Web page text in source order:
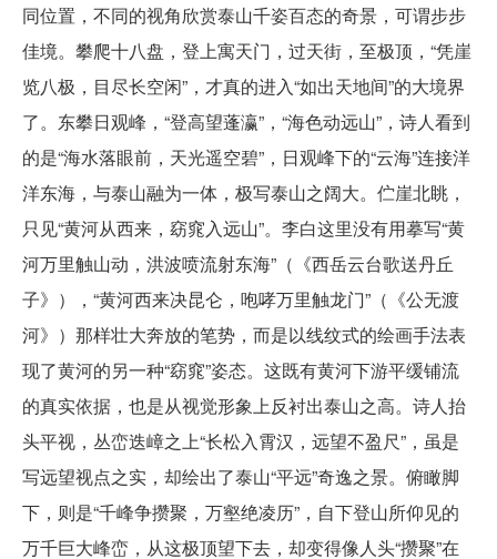
同位置，不同的视角欣赏泰山千姿百态的奇景，可谓步步
佳境。攀爬十八盘，登上寓天门，过天街，至极顶，“凭崖
览八极，目尽长空闲”，才真的进入“如出天地间”的大境界
了。东攀日观峰，“登高望蓬瀛”，“海色动远山”，诗人看到
的是“海水落眼前，天光遥空碧”，日观峰下的“云海”连接洋
洋东海，与泰山融为一体，极写泰山之阔大。伫崖北眺，
只见“黄河从西来，窈窕入远山”。李白这里没有用摹写“黄
河万里触山动，洪波喷流射东海”（《西岳云台歌送丹丘
子》），“黄河西来决昆仑，咆哮万里触龙门”（《公无渡
河》）那样壮大奔放的笔势，而是以线纹式的绘画手法表
现了黄河的另一种“窈窕”姿态。这既有黄河下游平缓铺流
的真实依据，也是从视觉形象上反衬出泰山之高。诗人抬
头平视，丛峦迭嶂之上“长松入霄汉，远望不盈尺”，虽是
写远望视点之实，却绘出了泰山“平远”奇逸之景。俯瞰脚
下，则是“千峰争攒聚，万壑绝凌历”，自下登山所仰见的
万千巨大峰峦，从这极顶望下去，却变得像人头“攒聚”在